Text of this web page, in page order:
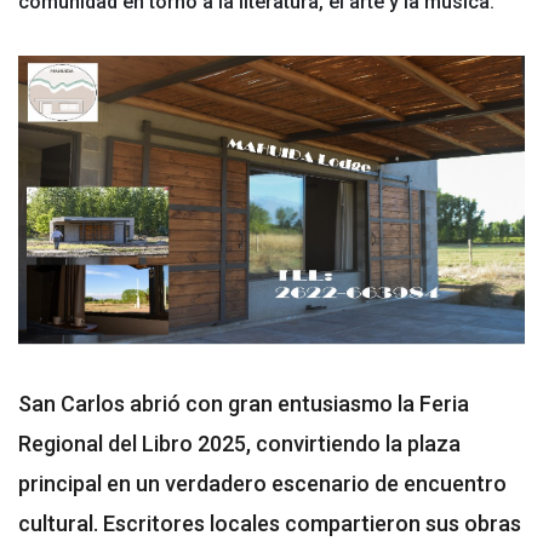
San Carlos abrió con gran entusiasmo la Feria
Regional del Libro 2025, convirtiendo la plaza
principal en un verdadero escenario de encuentro
cultural. Escritores locales compartieron sus obras